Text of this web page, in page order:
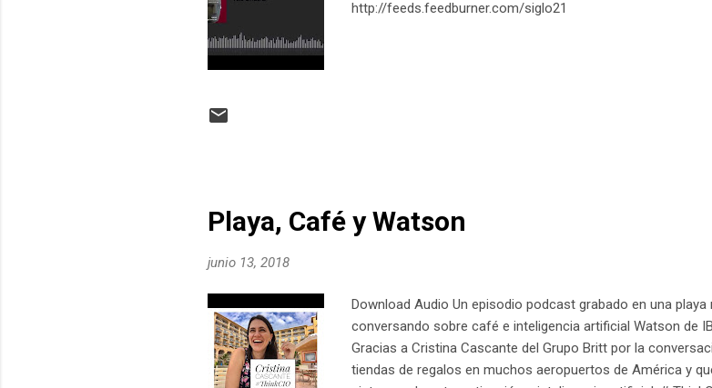
http://feeds.feedburner.com/siglo21
Playa, Café y Watson
junio 13, 2018
Download Audio Un episodio podcast grabado en una
conversando sobre café e inteligencia artificial Watson de
Gracias a Cristina Cascante del Grupo Britt por la
tiendas de regalos en muchos aeropuertos de América y